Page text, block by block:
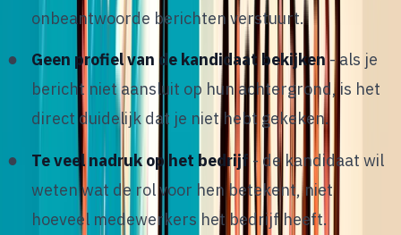
onbeantwoorde berichten verstuurt.
Geen profiel van de kandidaat bekijken- als je
bericht niet aansluit op hun achtergrond, is het
direct duidelijk dat je niet hebt gekeken.
Te veel nadruk op het bedrijf- de kandidaat wil
weten wat de rol voor hen betekent, niet
hoeveel medewerkers het bedrijf heeft.